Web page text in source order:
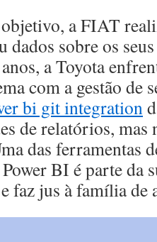
objetivo, a FIAT
dados sobre os
a Toyota
com a gestão de
bi git integration
de relatórios, mas
das ferramentas
BI é parte da
faz jus à família de